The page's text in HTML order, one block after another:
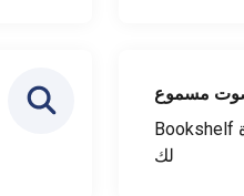
مسموع
استمع وانصت أثناء قراءة Bookshelf
لك